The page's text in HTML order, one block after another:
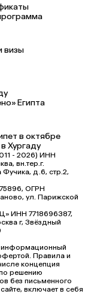
визы
Египта
в октябре
Хургаду
- 2026) ИНН
вн.тер.г.
д.6, стр.2,
ОГРН
ул. Парижской
ИНН 7718696387,
г, Звёздный
информационный
Правила и
концепция
по решению
без письменного
включает в себя